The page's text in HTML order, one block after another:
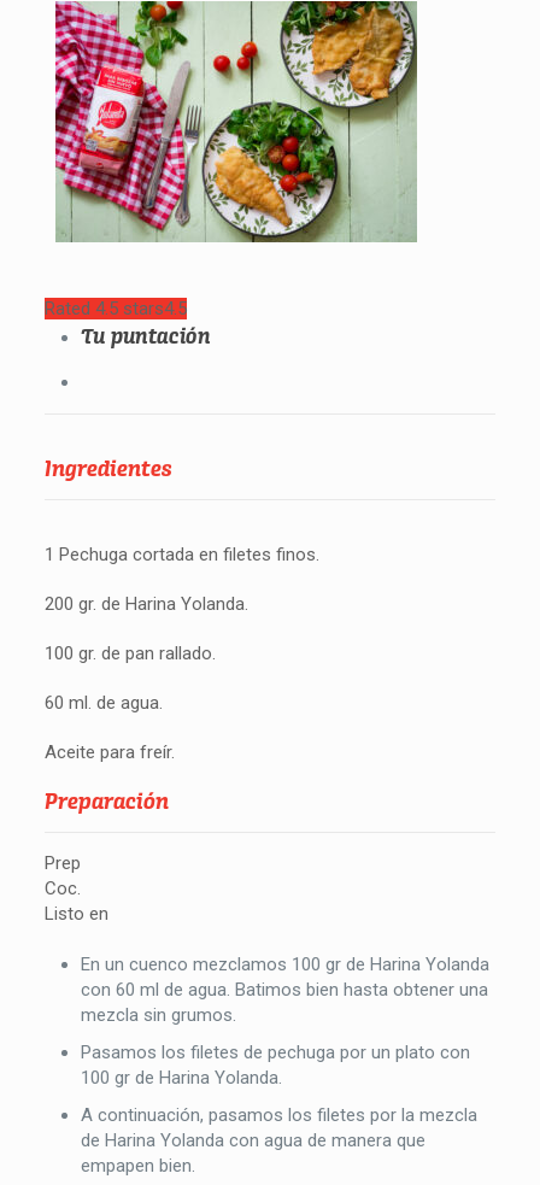
Rated 4.5 stars4.5
Tu puntación
Ingredientes
1 Pechuga cortada en filetes finos.
200 gr. de Harina Yolanda.
100 gr. de pan rallado.
60 ml. de agua.
Aceite para freír.
Preparación
Prep
Coc.
Listo en
En un cuenco mezclamos 100 gr de Harina Yolanda
con 60 ml de agua. Batimos bien hasta obtener una
mezcla sin grumos.
Pasamos los filetes de pechuga por un plato con
100 gr de Harina Yolanda.
A continuación, pasamos los filetes por la mezcla
de Harina Yolanda con agua de manera que
empapen bien.